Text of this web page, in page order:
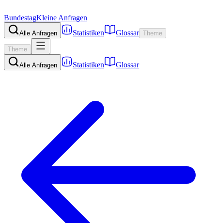
BundestagKleine Anfragen
Alle Anfragen Statistiken Glossar Theme
Theme
Alle Anfragen Statistiken Glossar